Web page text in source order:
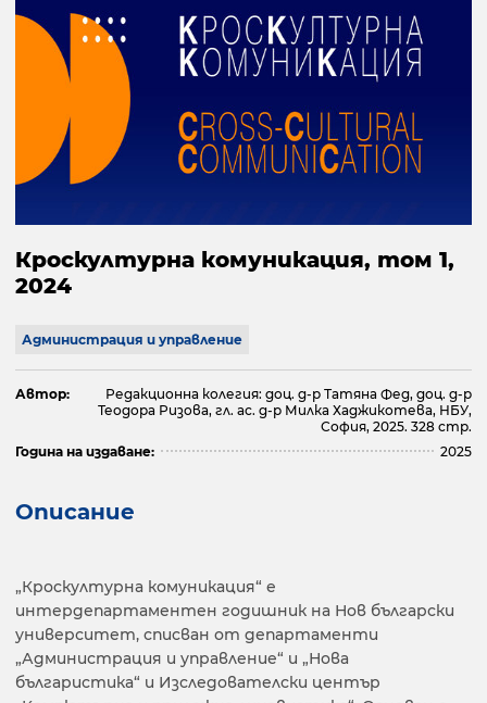
Кроскултурна комуникация, том 1,
2024
Администрация и управление
Автор:
Редакционна колегия: доц. д-р Татяна Фед, доц. д-р
Теодора Ризова, гл. ас. д-р Милка Хаджикотева, НБУ,
София, 2025. 328 стр.
Година на издаване:
2025
Описание
„Кроскултурна комуникация“ е
интердепартаментен годишник на Нов български
университет, списван от департаменти
„Администрация и управление“ и „Нова
българистика“ и Изследователски център